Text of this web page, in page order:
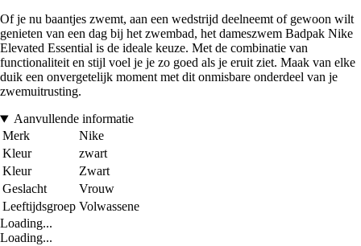
Of je nu baantjes zwemt, aan een wedstrijd deelneemt of gewoon wilt
genieten van een dag bij het zwembad, het dameszwem Badpak Nike
Elevated Essential is de ideale keuze. Met de combinatie van
functionaliteit en stijl voel je je zo goed als je eruit ziet. Maak van elke
duik een onvergetelijk moment met dit onmisbare onderdeel van je
zwemuitrusting.
Aanvullende informatie
Merk
Nike
Kleur
zwart
Kleur
Zwart
Geslacht
Vrouw
Leeftijdsgroep Volwassene
Loading...
Loading...